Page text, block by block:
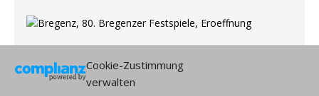
Cookie-Zustimmung
verwalten